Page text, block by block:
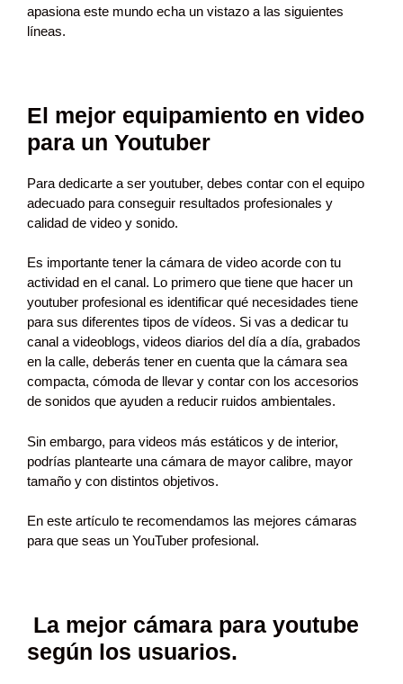
apasiona este mundo echa un vistazo a las siguientes
líneas.
El mejor equipamiento en video
para un Youtuber
Para dedicarte a ser youtuber, debes contar con el equipo
adecuado para conseguir resultados profesionales y
calidad de video y sonido.
Es importante tener la cámara de video acorde con tu
actividad en el canal. Lo primero que tiene que hacer un
youtuber profesional es identificar qué necesidades tiene
para sus diferentes tipos de vídeos. Si vas a dedicar tu
canal a videoblogs, videos diarios del día a día, grabados
en la calle, deberás tener en cuenta que la cámara sea
compacta, cómoda de llevar y contar con los accesorios
de sonidos que ayuden a reducir ruidos ambientales.
Sin embargo, para videos más estáticos y de interior,
podrías plantearte una cámara de mayor calibre, mayor
tamaño y con distintos objetivos.
En este artículo te recomendamos las mejores cámaras
para que seas un YouTuber profesional.
La mejor cámara para youtube
según los usuarios.